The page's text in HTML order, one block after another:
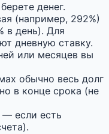
денег.
(например, 292%)
в день). Для
дневную ставку.
или месяцев вы
обычно весь долг
в конце срока (не
— если есть